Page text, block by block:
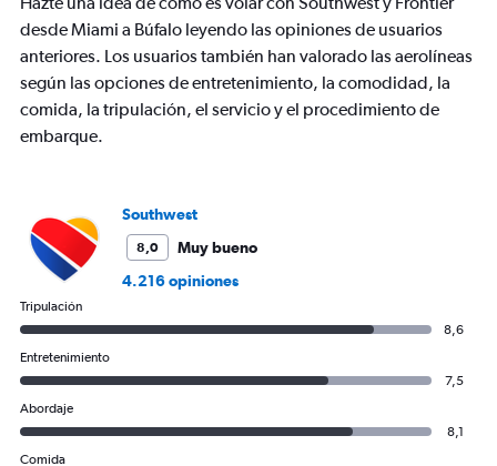
1
Y
axis
values.
Range:
0
desde Miami a Búfalo leyendo las opiniones de usuarios
anteriores. Los usuarios también han valorado las aerolíneas
según las opciones de entretenimiento, la comodidad, la
comida, la tripulación, el servicio y el procedimiento de
embarque.
Southwest
8,0
Muy bueno
4.216 opiniones
Tripulación
8,6
Entretenimiento
7,5
Abordaje
8,1
Comida